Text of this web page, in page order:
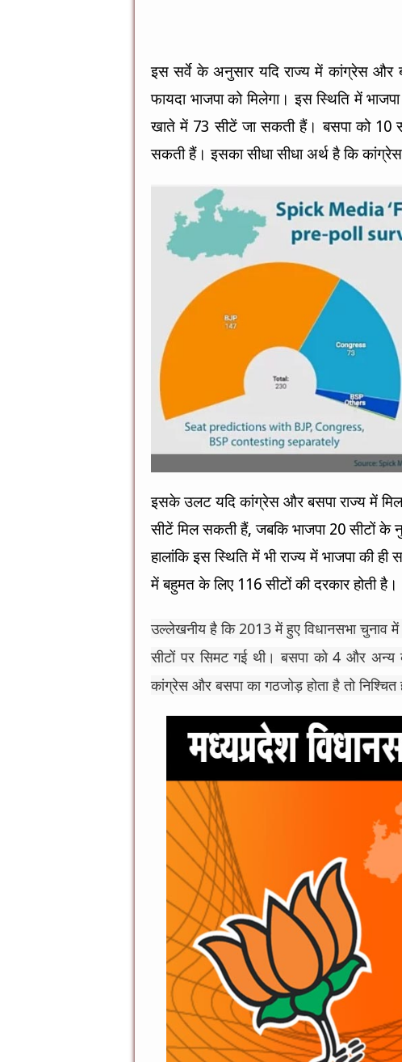
इस सर्वे के अनुसार यदि राज्य में कांग्रेस और
फायदा भाजपा को मिलेगा। इस स्थिति में
खाते में 73 सीटें जा सकती हैं। बसपा को 10
सकती हैं। इसका सीधा सीधा अर्थ है कि
इसके उलट यदि कांग्रेस और बसपा राज्य में
सीटें मिल सकती हैं, जबकि भाजपा 20
हालांकि इस स्थिति में भी राज्य में भाजपा की
में बहुमत के लिए 116 सीटों की दरकार होती है।
उल्लेखनीय है कि 2013 में हुए विधानसभा चुनाव
सीटों पर सिमट गई थी। बसपा को 4 और अन्य
कांग्रेस और बसपा का गठजोड़ होता है तो निश्चित